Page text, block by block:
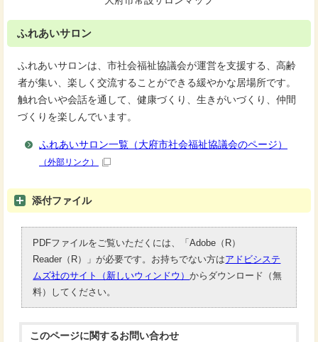
ふれあいサロン
ふれあいサロンは、市社会福祉協議会が運営を支援する、高齢
者が集い、楽しく交流することができる緩やかな居場所です。
触れ合いや会話を通して、健康づくり、生きがいづくり、仲間
づくりを楽しんでいます。
ふれあいサロン一覧（大府市社会福祉協議会のページ）
（外部リンク）
添付ファイル
PDFファイルをご覧いただくには、「Adobe（R）
Reader（R）」が必要です。お持ちでない方はアドビシステ
ムズ社のサイト（新しいウィンドウ）からダウンロード（無
料）してください。
このページに関するお問い合わせ